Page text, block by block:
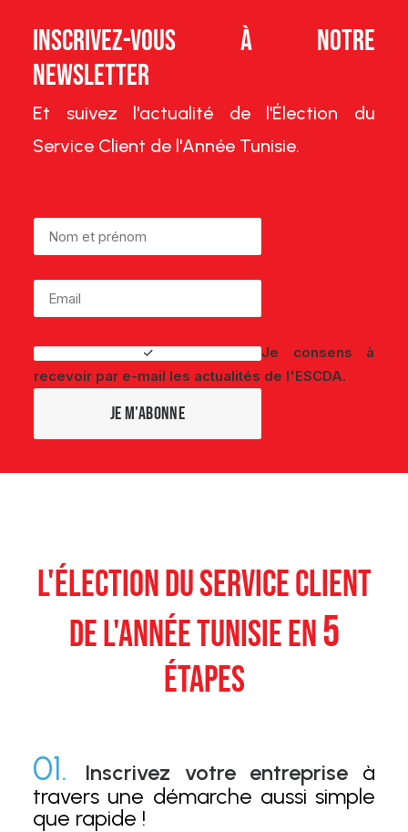
Inscrivez-vous à notre
Newsletter
Et suivez l'actualité de l'Élection du
Service Client de l'Année Tunisie.
Je consens à
recevoir par e-mail les actualités de l'ESCDA.
L'ÉLECTION DU SERVICE CLIENT
DE L'ANNÉE TUNISIE EN5
ÉTAPES
01. Inscrivez votre entreprise à
travers une démarche aussi simple
que rapide !